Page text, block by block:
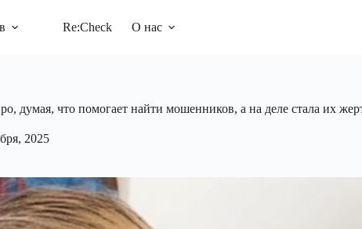
Re:Check О нас
думая, что помогает найти мошенников, а на деле стала их
2025